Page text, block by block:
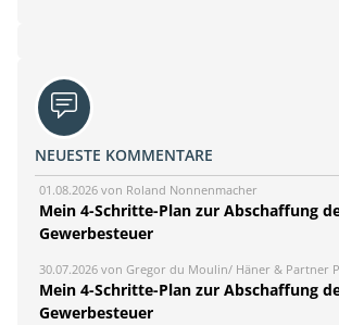
NEUESTE KOMMENTARE
01.08.2026 von Roland Nonnenmacher
Mein 4-Schritte-Plan zur Abschaffung
Gewerbesteuer
30.07.2026 von Gregor du Moulin/ Häner & Partner
Mein 4-Schritte-Plan zur Abschaffung
Gewerbesteuer